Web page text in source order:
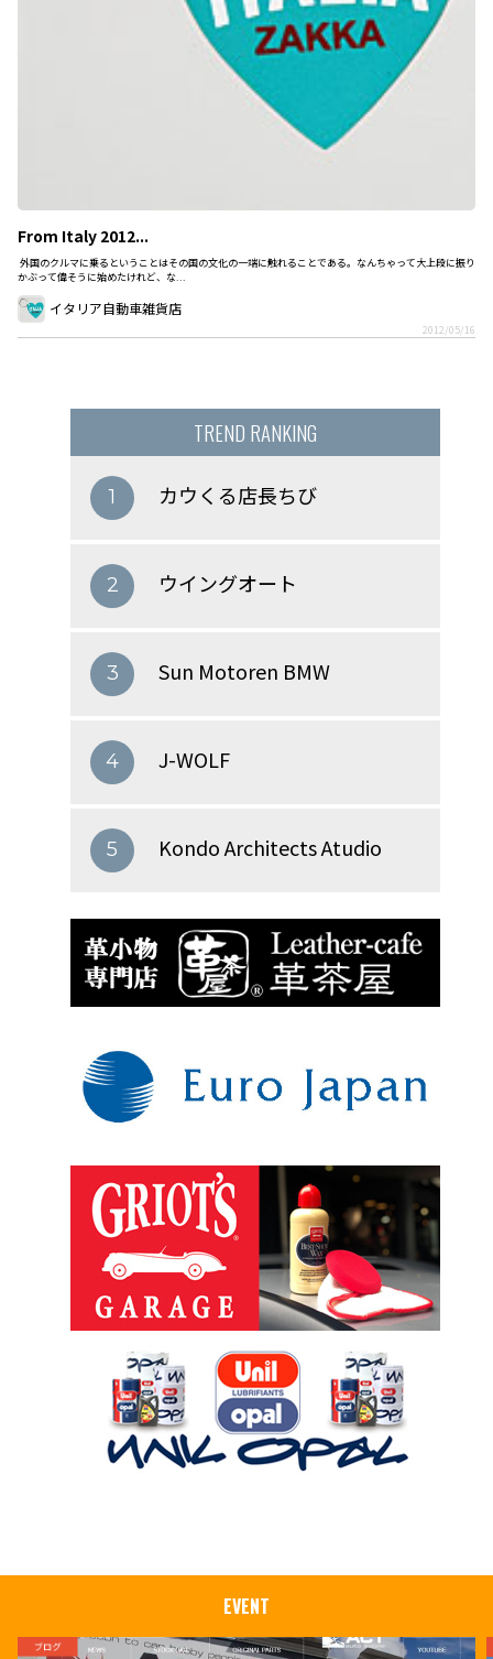
From Italy 2012...
外国のクルマに乗るということはその国の文化の一端に触れることである。なんちゃって大上段に振り
かぶって偉そうに始めたけれど、な...
イタリア自動車雑貨店
2012/05/16
TREND RANKING
1 カウくる店長ちび
2 ウイングオート
3 Sun Motoren BMW
4 J-WOLF
5 Kondo Architects Atudio
EVENT
ブログ